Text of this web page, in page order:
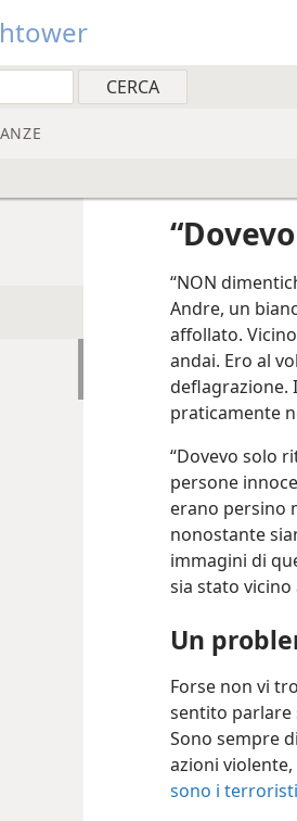
“NON
Andre, un
affollato.
andai. Ero al
deflagrazione.
praticamente
“Dovevo solo
persone
erano persino
nonostante
immagini di
sia stato vicino
Un
Forse non vi
sentito parlare
Sono sempre
azioni
sono i